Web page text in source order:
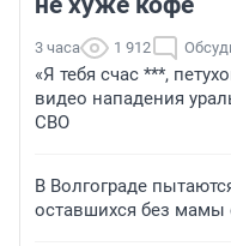
3 часа 1 912
«Я тебя счас ***,
видео нападения
СВО
В Волгограде
оставшихся без мамы